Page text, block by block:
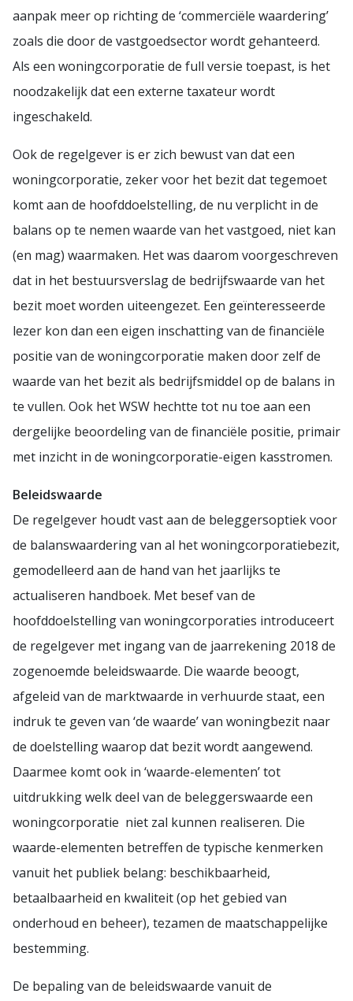
aanpak meer op richting de ‘commerciële waardering’
zoals die door de vastgoedsector wordt gehanteerd.
Als een woningcorporatie de full versie toepast, is het
noodzakelijk dat een externe taxateur wordt
ingeschakeld.
Ook de regelgever is er zich bewust van dat een
woningcorporatie, zeker voor het bezit dat tegemoet
komt aan de hoofddoelstelling, de nu verplicht in de
balans op te nemen waarde van het vastgoed, niet kan
(en mag) waarmaken. Het was daarom voorgeschreven
dat in het bestuursverslag de bedrijfswaarde van het
bezit moet worden uiteengezet. Een geïnteresseerde
lezer kon dan een eigen inschatting van de financiële
positie van de woningcorporatie maken door zelf de
waarde van het bezit als bedrijfsmiddel op de balans in
te vullen. Ook het WSW hechtte tot nu toe aan een
dergelijke beoordeling van de financiële positie, primair
met inzicht in de woningcorporatie-eigen kasstromen.
Beleidswaarde
De regelgever houdt vast aan de beleggersoptiek voor
de balanswaardering van al het woningcorporatiebezit,
gemodelleerd aan de hand van het jaarlijks te
actualiseren handboek. Met besef van de
hoofddoelstelling van woningcorporaties introduceert
de regelgever met ingang van de jaarrekening 2018 de
zogenoemde beleidswaarde. Die waarde beoogt,
afgeleid van de marktwaarde in verhuurde staat, een
indruk te geven van ‘de waarde’ van woningbezit naar
de doelstelling waarop dat bezit wordt aangewend.
Daarmee komt ook in ‘waarde-elementen’ tot
uitdrukking welk deel van de beleggerswaarde een
woningcorporatie niet zal kunnen realiseren. Die
waarde-elementen betreffen de typische kenmerken
vanuit het publiek belang: beschikbaarheid,
betaalbaarheid en kwaliteit (op het gebied van
onderhoud en beheer), tezamen de maatschappelijke
bestemming.
De bepaling van de beleidswaarde vanuit de